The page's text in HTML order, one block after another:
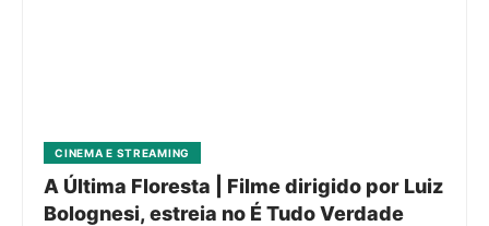
CINEMA E STREAMING
A Última Floresta | Filme dirigido por Luiz
Bolognesi, estreia no É Tudo Verdade